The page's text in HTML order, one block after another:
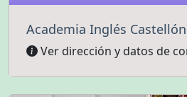
Academia Inglés
Ver dirección y datos de